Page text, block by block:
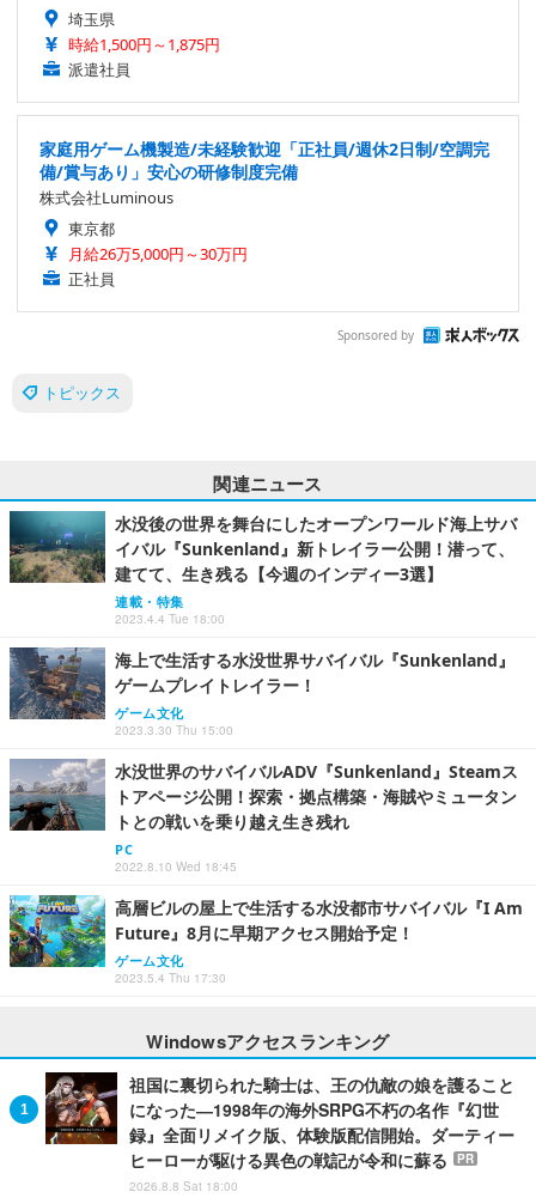
埼玉県
時給1,500円～1,875円
派遣社員
家庭用ゲーム機製造/未経験歓迎「正社員/週休2日制/空調完
備/賞与あり」安心の研修制度完備
株式会社Luminous
東京都
月給26万5,000円～30万円
正社員
Sponsored by
トピックス
関連ニュース
水没後の世界を舞台にしたオープンワールド海上サバ
イバル『Sunkenland』新トレイラー公開！潜って、
建てて、生き残る【今週のインディー3選】
連載・特集
2023.4.4 Tue 18:00
海上で生活する水没世界サバイバル『Sunkenland』
ゲームプレイトレイラー！
ゲーム文化
2023.3.30 Thu 15:00
水没世界のサバイバルADV『Sunkenland』Steamス
トアページ公開！探索・拠点構築・海賊やミュータン
トとの戦いを乗り越え生き残れ
PC
2022.8.10 Wed 18:45
高層ビルの屋上で生活する水没都市サバイバル『I Am
Future』8月に早期アクセス開始予定！
ゲーム文化
2023.5.4 Thu 17:30
Windowsアクセスランキング
祖国に裏切られた騎士は、王の仇敵の娘を護ること
になった―1998年の海外SRPG不朽の名作『幻世
録』全面リメイク版、体験版配信開始。ダーティー
ヒーローが駆ける異色の戦記が令和に蘇る
PR
2026.8.8 Sat 18:00